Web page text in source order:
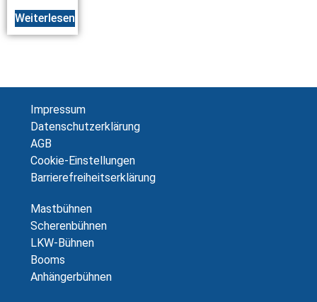
Weiterlesen
Impressum
Datenschutzerklärung
AGB
Cookie-Einstellungen
Barrierefreiheitserklärung
Mastbühnen
Scherenbühnen
LKW-Bühnen
Booms
Anhängerbühnen